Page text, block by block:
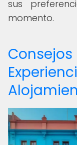
sus
momento.